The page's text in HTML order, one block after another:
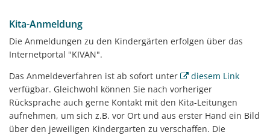
Kita-Anmeldung
Die Anmeldungen zu den Kindergärten erfolgen über das
Internetportal "KIVAN".
Das Anmeldeverfahren ist ab sofort unter
diesem Link
verfügbar. Gleichwohl können Sie nach vorheriger
Rücksprache auch gerne Kontakt mit den Kita-Leitungen
aufnehmen, um sich z.B. vor Ort und aus erster Hand ein Bild
über den jeweiligen Kindergarten zu verschaffen. Die